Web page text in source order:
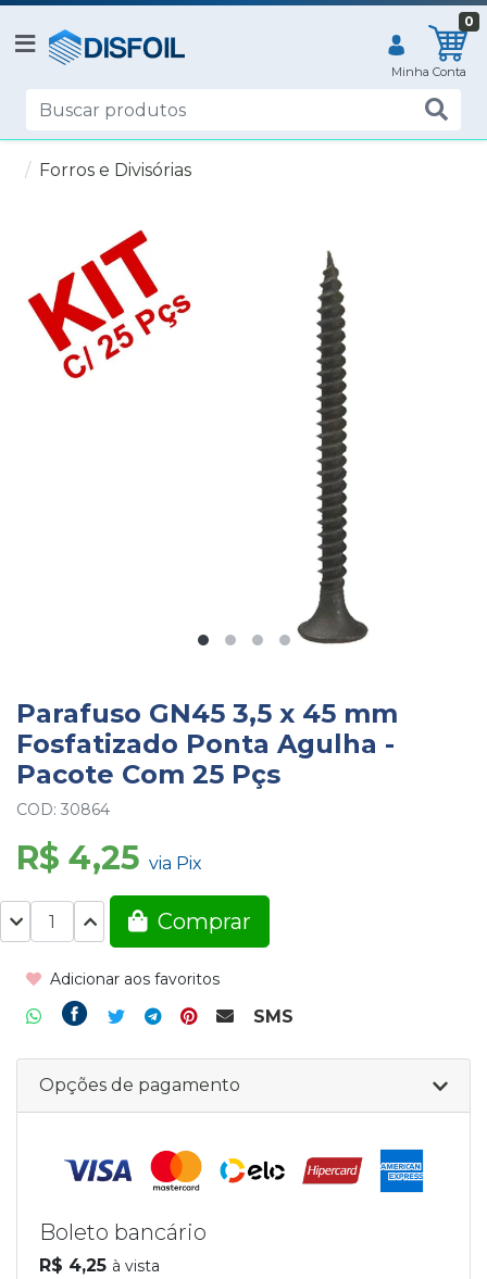
0
Forros e Divisórias
Parafuso GN45 3,5 x 45 mm
Fosfatizado Ponta Agulha -
Pacote Com 25 Pçs
COD: 30864
R$ 4,25 via Pix
Comprar
Adicionar aos favoritos
SMS
Opções de pagamento
Boleto bancário
R$ 4,25 à vista